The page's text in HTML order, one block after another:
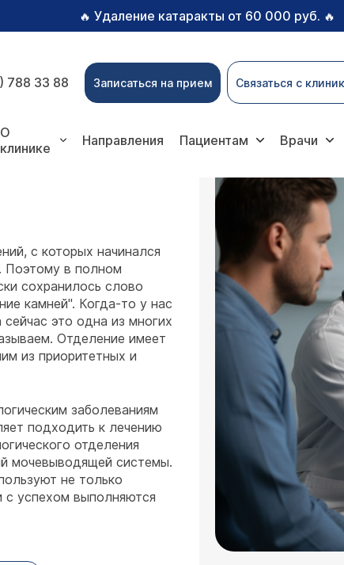
🔥 Удаление катаракты от 60 000 руб. 🔥
788 33 88 Записаться на прием Связаться с
О
клинике
Направления Пациентам Врачи
с которых начинался
Поэтому в полном
сохранилось слово
камней". Когда-то у нас
это одна из многих
Отделение имеет
из приоритетных и
заболеваниям
подходить к лечению
отделения
мочевыводящей системы.
не только
с успехом выполняются